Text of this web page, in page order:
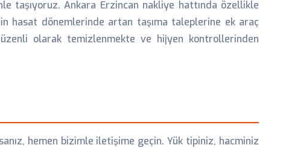
taşıyoruz. Ankara Erzincan nakliye hattında özellikle
hasat dönemlerinde artan taşıma taleplerine ek araç
olarak temizlenmekte ve hijyen kontrollerinden
hemen bizimle iletişime geçin. Yük tipiniz, hacminiz